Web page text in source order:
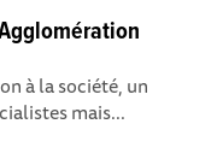
à la société, un
mais...